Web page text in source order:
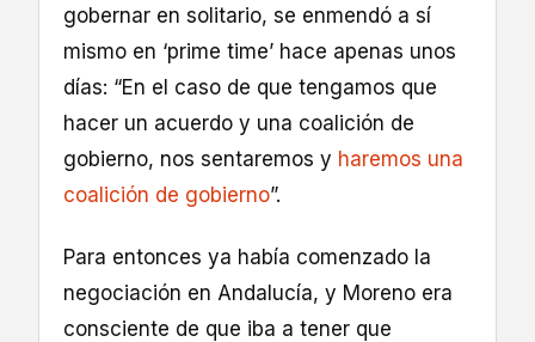
gobernar en solitario, se enmendó a sí
mismo en ‘prime time’ hace apenas unos
días: “En el caso de que tengamos que
hacer un acuerdo y una coalición de
gobierno, nos sentaremos y haremos una
coalición de gobierno”.
Para entonces ya había comenzado la
negociación en Andalucía, y Moreno era
consciente de que iba a tener que